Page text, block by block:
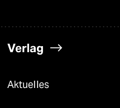
Verlag
Aktuelles